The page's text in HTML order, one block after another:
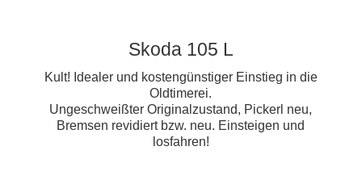
Skoda 105 L
Kult! Idealer und kostengünstiger Einstieg in die
Oldtimerei.
Ungeschweißter Originalzustand, Pickerl neu,
Bremsen revidiert bzw. neu. Einsteigen und
losfahren!